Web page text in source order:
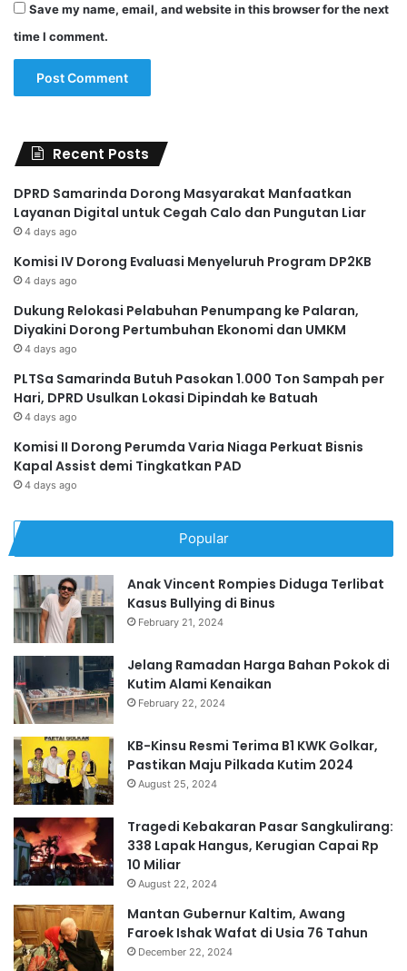
Save my name, email, and website in this browser for the next
time I comment.
Recent Posts
DPRD Samarinda Dorong Masyarakat Manfaatkan
Layanan Digital untuk Cegah Calo dan Pungutan Liar
4 days ago
Komisi IV Dorong Evaluasi Menyeluruh Program DP2KB
4 days ago
Dukung Relokasi Pelabuhan Penumpang ke Palaran,
Diyakini Dorong Pertumbuhan Ekonomi dan UMKM
4 days ago
PLTSa Samarinda Butuh Pasokan 1.000 Ton Sampah per
Hari, DPRD Usulkan Lokasi Dipindah ke Batuah
4 days ago
Komisi II Dorong Perumda Varia Niaga Perkuat Bisnis
Kapal Assist demi Tingkatkan PAD
4 days ago
Popular
Anak Vincent Rompies Diduga Terlibat
Kasus Bullying di Binus
February 21, 2024
Jelang Ramadan Harga Bahan Pokok di
Kutim Alami Kenaikan
February 22, 2024
KB-Kinsu Resmi Terima B1 KWK Golkar,
Pastikan Maju Pilkada Kutim 2024
August 25, 2024
Tragedi Kebakaran Pasar Sangkulirang:
338 Lapak Hangus, Kerugian Capai Rp
10 Miliar
August 22, 2024
Mantan Gubernur Kaltim, Awang
Faroek Ishak Wafat di Usia 76 Tahun
December 22, 2024